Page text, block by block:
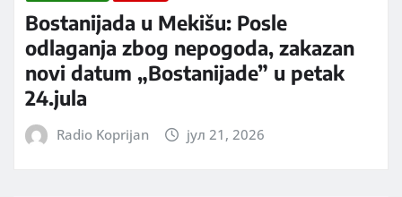
Bostanijada u Mekišu: Posle
odlaganja zbog nepogoda, zakazan
novi datum „Bostanijade” u petak
24.jula
Radio Koprijan јул 21, 2026